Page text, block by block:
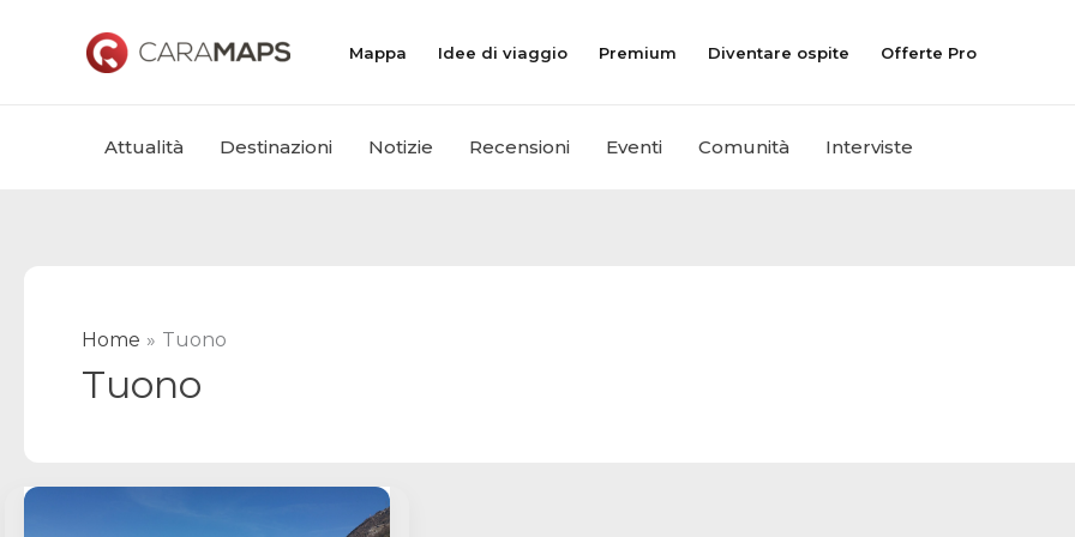
contenuto
Mappa Idee di viaggio Premium Diventare ospite Offerte Pro
Attualità
Destinazioni Notizie Recensioni Eventi Comunità Interviste
Home Tuono
Tuono